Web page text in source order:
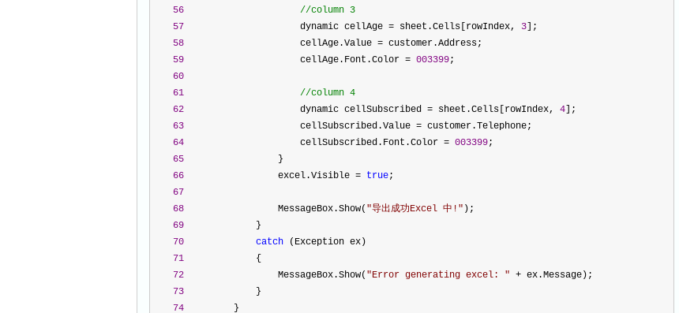
56
//column 3
57
                     dynamic cellAge
= sheet.Cells[rowIndex, 3 ];
58
                     cellAge.Value
= customer.Address;
59
                     cellAge.Font.Color
= 003399;
60
61
//column 4
62
                     dynamic cellSubscribed
= sheet.Cells[rowIndex, 4 ];
63
                     cellSubscribed.Value
= customer.Telephone;
64
                     cellSubscribed.Font.Color
= 003399;
65
                 }
66
                 excel.Visible
= true;
67
68
                 MessageBox.Show(
"导出成功Excel 中! " );
69
             }
70
catch (Exception ex)
71
             {
72
                 MessageBox.Show(
"Error generating excel: " + ex.Message);
73
             }
74
         }